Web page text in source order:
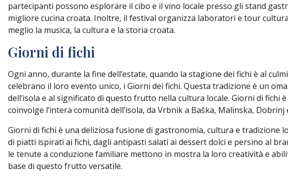
partecipanti possono esplorare il cibo e il vino locale presso gli stand
migliore cucina croata. Inoltre, il festival organizza laboratori e tour
meglio la musica, la cultura e la storia croata.
Giorni di fichi
Ogni anno, durante la fine dell’estate, quando la stagione dei fichi è al
celebrano il loro evento unico, i Giorni dei fichi. Questa tradizione è un
dell’isola e al significato di questo frutto nella cultura locale. Giorni di fichi
coinvolge l’intera comunità dell’isola, da Vrbnik a Baška, Malinska,
Giorni di fichi è una deliziosa fusione di gastronomia, cultura e tradizione
di piatti ispirati ai fichi, dagli antipasti salati ai dessert dolci e persino al
le tenute a conduzione familiare mettono in mostra la loro creatività e
base di questo frutto versatile.